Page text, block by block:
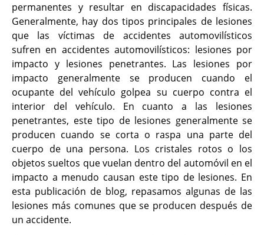
permanentes y resultar en discapacidades físicas.
Generalmente, hay dos tipos principales de lesiones
que las víctimas de accidentes automovilísticos
sufren en accidentes automovilísticos: lesiones por
impacto y lesiones penetrantes. Las lesiones por
impacto generalmente se producen cuando el
ocupante del vehículo golpea su cuerpo contra el
interior del vehículo. En cuanto a las lesiones
penetrantes, este tipo de lesiones generalmente se
producen cuando se corta o raspa una parte del
cuerpo de una persona. Los cristales rotos o los
objetos sueltos que vuelan dentro del automóvil en el
impacto a menudo causan este tipo de lesiones. En
esta publicación de blog, repasamos algunas de las
lesiones más comunes que se producen después de
un accidente.